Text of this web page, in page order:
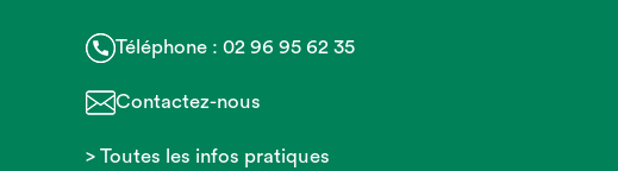
Téléphone : 02 96 95 62 35
Contactez-nous
> Toutes les infos pratiques